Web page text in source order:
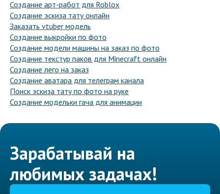
Создание арт-работ для Roblox
Создание эскиза тату онлайн
Заказать vtuber модель
Создание выкройки по фото
Создание модели машины на заказ по фото
Создание текстур паков для Minecraft онлайн
Создание лего на заказ
Создание аватара для телеграм канала
Поиск эскиза тату по фото на руке
Создание модельки гача для анимации
Зарабатывай на
любимых задачах!